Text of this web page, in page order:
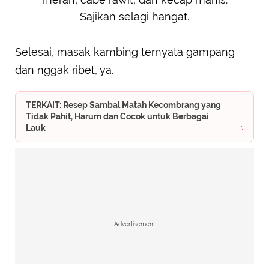
Sajikan selagi hangat.
Selesai, masak kambing ternyata gampang
dan nggak ribet, ya.
TERKAIT: Resep Sambal Matah Kecombrang yang
Tidak Pahit, Harum dan Cocok untuk Berbagai
Lauk
Advertisement